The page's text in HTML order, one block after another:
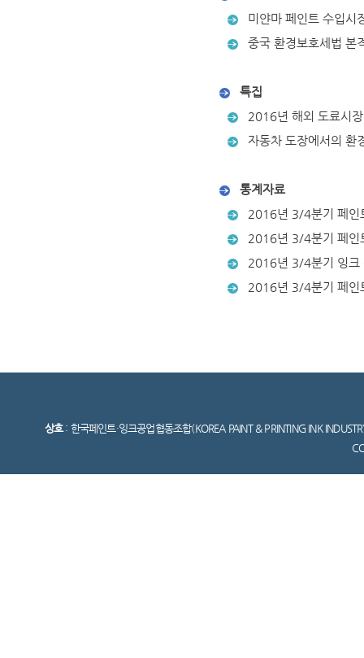
미얀마 페인트 수입시
중국 환경보호세법 본
특집
2016년 해외 도료시
자동차 도장에서의 환
통계자료
2016년 3/4분기 페인
2016년 3/4분기 페인
2016년 3/4분기 잉크
2016년 3/4분기 페인
상호: 한국페인트·잉크공업협동조합(KOREA PAINT & PRINTING INK